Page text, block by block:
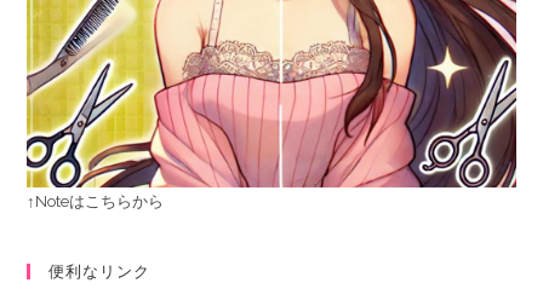
↑Noteはこちらから
便利なリンク